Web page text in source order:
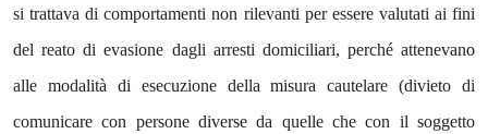
si trattava di comportamenti non rilevanti per essere valutati ai fini
del reato di evasione dagli arresti domiciliari, perché attenevano
alle modalità di esecuzione della misura cautelare (divieto di
comunicare con persone diverse da quelle che con il soggetto